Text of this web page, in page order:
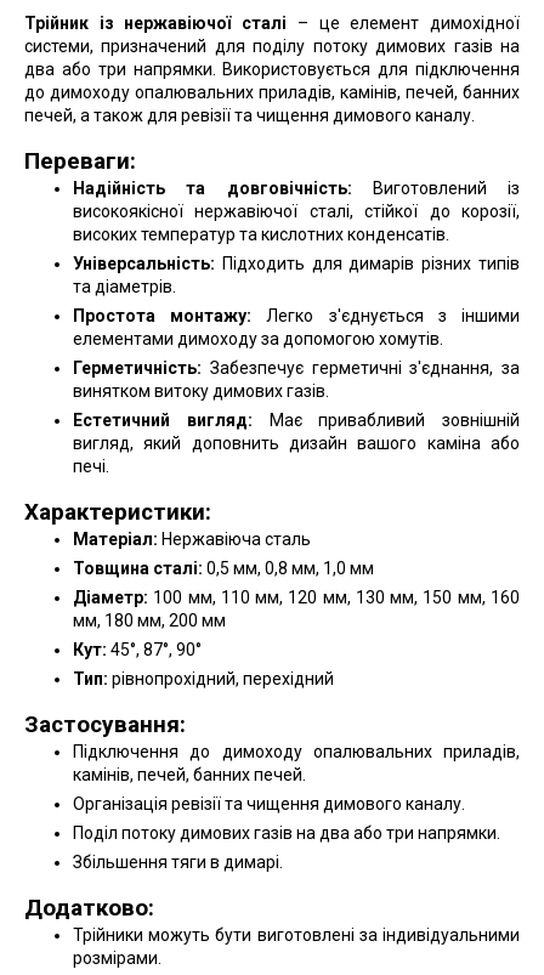
Трійник із нержавіючої сталі – це елемент димохідної
системи, призначений для поділу потоку димових газів на
два або три напрямки. Використовується для підключення
до димоходу опалювальних приладів, камінів, печей, банних
печей, а також для ревізії та чищення димового каналу.
Переваги:
Надійність та довговічність: Виготовлений із
високоякісної нержавіючої сталі, стійкої до корозії,
високих температур та кислотних конденсатів.
Універсальність: Підходить для димарів різних типів
та діаметрів.
Простота монтажу: Легко з'єднується з іншими
елементами димоходу за допомогою хомутів.
Герметичність: Забезпечує герметичні з'єднання, за
винятком витоку димових газів.
Естетичний вигляд: Має привабливий зовнішній
вигляд, який доповнить дизайн вашого каміна або
печі.
Характеристики:
Матеріал: Нержавіюча сталь
Товщина сталі: 0,5 мм, 0,8 мм, 1,0 мм
Діаметр: 100 мм, 110 мм, 120 мм, 130 мм, 150 мм, 160
мм, 180 мм, 200 мм
Кут: 45°, 87°, 90°
Тип: рівнопрохідний, перехідний
Застосування:
Підключення до димоходу опалювальних приладів,
камінів, печей, банних печей.
Організація ревізії та чищення димового каналу.
Поділ потоку димових газів на два або три напрямки.
Збільшення тяги в димарі.
Додатково:
Трійники можуть бути виготовлені за індивідуальними
розмірами.